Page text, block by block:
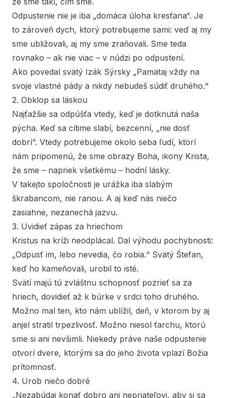
Odpustenie nie je iba „domáca úloha kresťana“. Je
to zároveň dych, ktorý potrebujeme sami: veď aj my
sme ubližovali, aj my sme zraňovali. Sme teda
rovnako – ak nie viac – v núdzi po odpustení.
Ako povedal svätý Izák Sýrsky „Pamätaj vždy na
svoje vlastné pády a nikdy nebudeš súdiť druhého.“
2. Obklop sa láskou
Najťažšie sa odpúšťa vtedy, keď je dotknutá naša
pýcha. Keď sa cítime slabí, bezcenní, „nie dosť
dobrí“. Vtedy potrebujeme okolo seba ľudí, ktorí
nám pripomenú, že sme obrazy Boha, ikony Krista,
že sme – napriek všetkému – hodní lásky.
V takejto spoločnosti je urážka iba slabým
škrabancom, nie ranou. A aj keď nás niečo
zasiahne, nezanechá jazvu.
3. Uvidieť zápas za hriechom
Kristus na kríži neodplácal. Dal výhodu pochybnosti:
„Odpusť im, lebo nevedia, čo robia.“ Svätý Štefan,
keď ho kameňovali, urobil to isté.
Svätí majú tú zvláštnu schopnosť pozrieť sa za
hriech, dovidieť až k búrke v srdci toho druhého.
Možno mal ten, kto nám ublížil, deň, v ktorom by aj
anjel stratil trpezlivosť. Možno niesol ťarchu, ktorú
sme si ani nevšimli. Niekedy práve naše odpustenie
otvorí dvere, ktorými sa do jeho života vplazí Božia
prítomnosť.
4. Urob niečo dobré
„Nezabúdaj konať dobro ani nepriateľovi, aby si sa